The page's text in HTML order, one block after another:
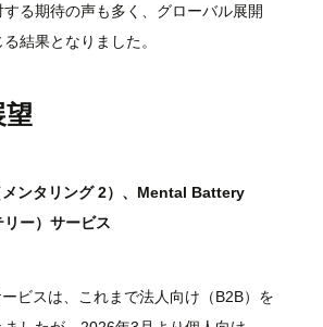
る期待の声も多く、グローバル展開
結果となりました。
ンタリング 2）、Mental Battery
リー）サービス
ビスは、これまで法人向け（B2B）を